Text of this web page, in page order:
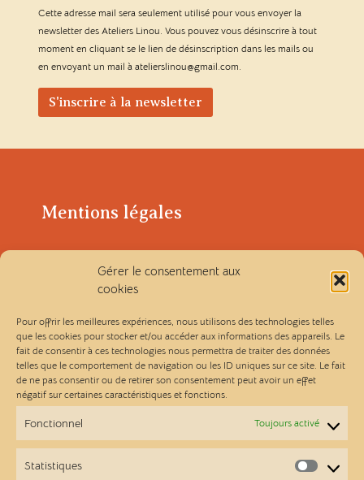
Gérer le consentement aux
cookies
Pour offrir les meilleures expériences, nous utilisons des technologies telles
que les cookies pour stocker et/ou accéder aux informations des appareils. Le
fait de consentir à ces technologies nous permettra de traiter des données
telles que le comportement de navigation ou les ID uniques sur ce site. Le fait
de ne pas consentir ou de retirer son consentement peut avoir un effet
négatif sur certaines caractéristiques et fonctions.
Fonctionnel Toujours activé
Statistiques
Cette adresse mail sera seulement utilisé pour vous envoyer la
newsletter des Ateliers Linou. Vous pouvez vous désinscrire à tout
moment en cliquant se le lien de désinscription dans les mails ou
en envoyant un mail à atelierslinou@gmail.com.
Mentions légales
Politique de confidentialité
Les Ateliers Linou
A propos